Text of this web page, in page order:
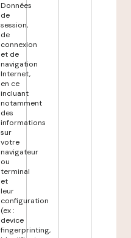
Données
de
session,
de
connexion
et de
navigation
Internet,
en ce
incluant
notamment
des
informations
sur
votre
navigateur
ou
terminal
et
leur
configuration
(ex :
device
fingerprinting,